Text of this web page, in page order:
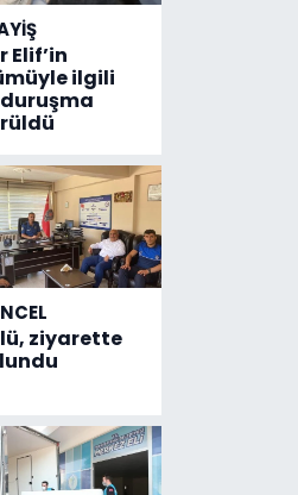
Elif’in
ilgili
ziyarette